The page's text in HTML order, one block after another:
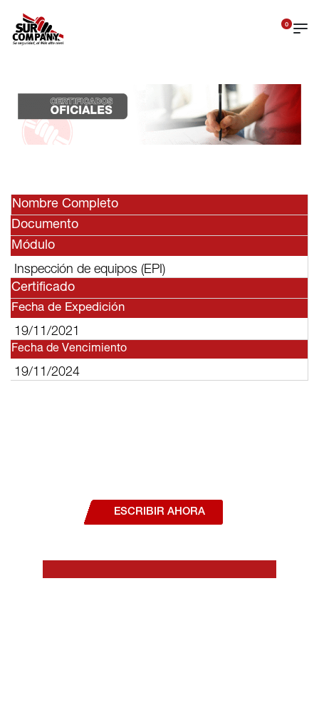
0
Nombre Completo
Documento
Módulo
Inspección de equipos (EPI)
Certificado
Fecha de Expedición
19/11/2021
Fecha de Vencimiento
19/11/2024
ESCRIBIR AHORA